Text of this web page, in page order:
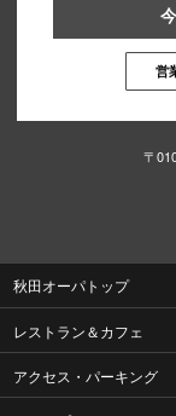
営
〒
秋田オーパトップ
レストラン＆カフェ
アクセス・パーキング